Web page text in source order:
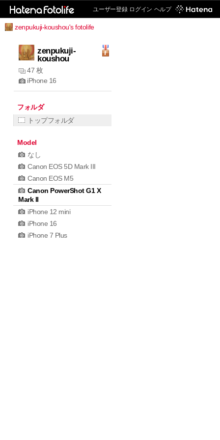
ユーザー登録 ログイン ヘルプ
zenpukuji-koushou's fotolife
zenpukuji-
koushou
47 枚
iPhone 16
フォルダ
トップフォルダ
Model
なし
Canon EOS 5D Mark III
Canon EOS M5
Canon PowerShot G1 X
Mark II
iPhone 12 mini
iPhone 16
iPhone 7 Plus